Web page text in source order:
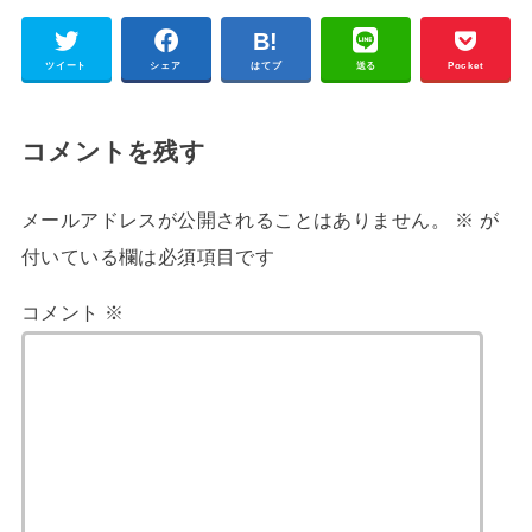
ツイート シェア はてブ 送る Pocket
コメントを残す
メールアドレスが公開されることはありません。 ※ が
付いている欄は必須項目です
コメント ※